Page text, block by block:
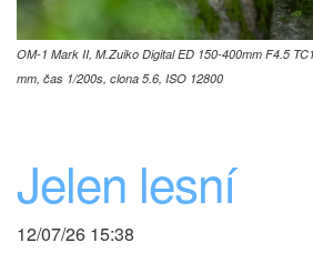
OM-1 Mark II, M.Zuiko Digital ED 150-400mm F4.5
mm, čas 1/200s, clona 5.6, ISO 12800
Jelen lesní
12/07/26 15:38